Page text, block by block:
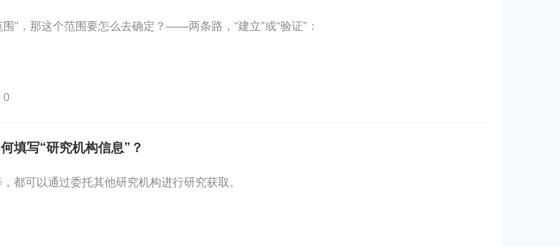
”，那这个范围要怎么去确定？——两条路，“建立”或“验证”：
0
填写“研究机构信息”？
都可以通过委托其他研究机构进行研究获取。